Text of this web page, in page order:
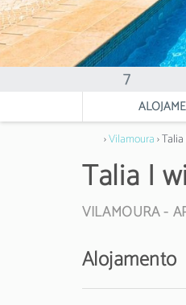
7
›Vilamoura›
Talia I
VILAMOURA -
Alojamento